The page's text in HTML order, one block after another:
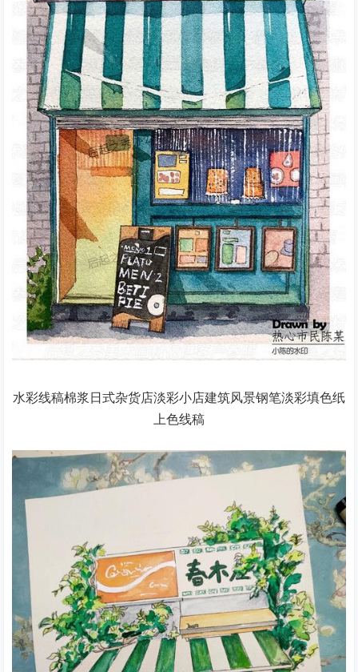
水彩线稿棉浆日式杂货店淡彩小店建筑风景钢笔淡彩填色纸
上色线稿